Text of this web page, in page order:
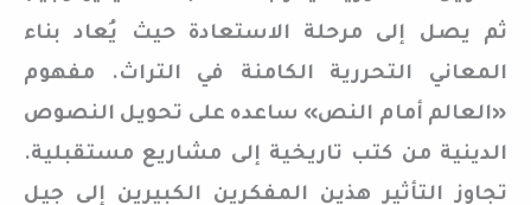
ثم يصل إلى مرحلة الاستعادة حيث يُعاد بناء
المعاني التحررية الكامنة في التراث. مفهوم
«العالم أمام النص» ساعده على تحويل النصوص
الدينية من كتب تاريخية إلى مشاريع مستقبلية.
تجاوز التأثير هذين المفكرين الكبيرين إلى جيل